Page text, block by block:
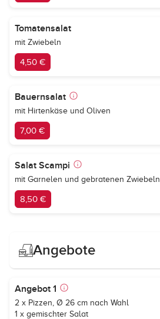
Tomatensalat
mit Zwiebeln
4,50 €
Bauernsalat
mit Hirtenkäse und Oliven
7,00 €
Salat Scampi
mit Garnelen und gebratenen Zwiebeln
8,50 €
Angebote
Angebot 1
2 x Pizzen, Ø 26 cm nach Wahl
1 x gemischter Salat